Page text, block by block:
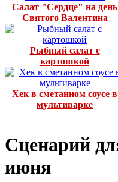
Салат "Сердце" на день
Святого Валентина
Рыбный салат с
картошкой
Хек в сметанном соусе в
мультиварке
Сценарий
июня